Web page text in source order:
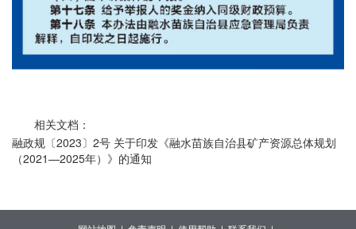
相关文档：
融政规〔2023〕2号 关于印发《融水苗族自治县矿产资源总体规划
（2021—2025年）》的通知